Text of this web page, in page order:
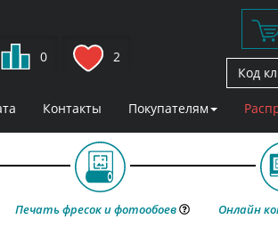
0 2
Код
Контакты Покупателям
Печать фресок и фотообоев Онлайн